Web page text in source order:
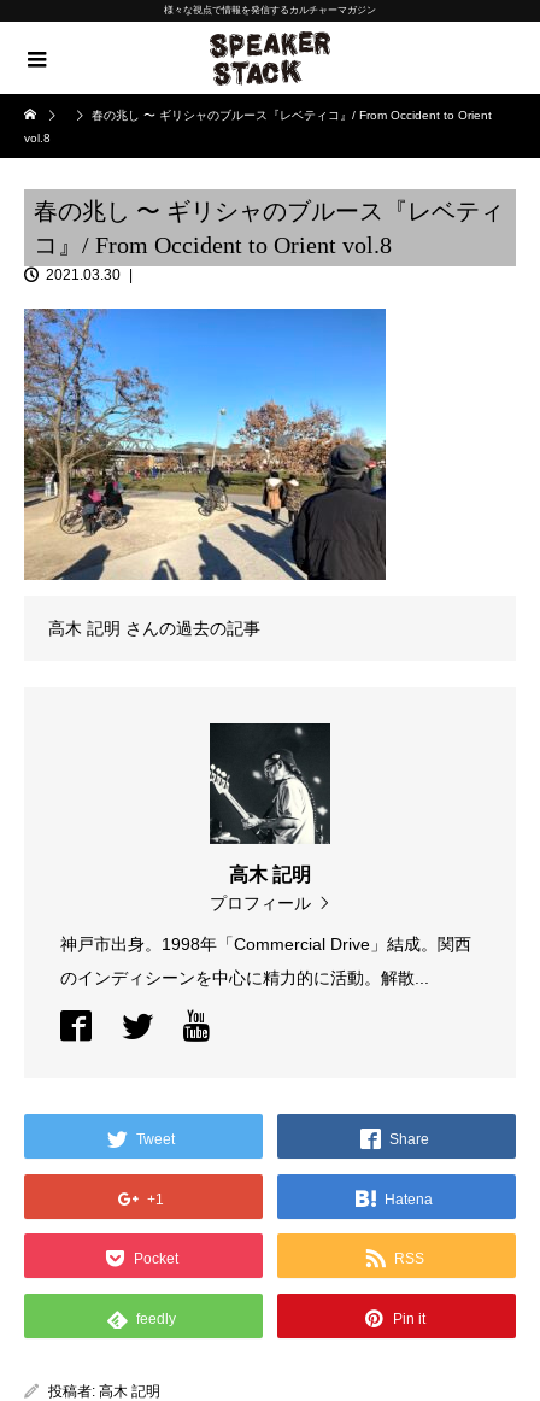
様々な視点で情報を発信するカルチャーマガジン
春の兆し 〜 ギリシャのブルース『レベティコ』/ From Occident to Orient
vol.8
春の兆し 〜 ギリシャのブルース『レベティ
コ』/ From Occident to Orient vol.8
2021.03.30
高木 記明 さんの過去の記事
高木 記明
プロフィール
神戸市出身。1998年「Commercial Drive」結成。関西
のインディシーンを中心に精力的に活動。解散...
Tweet Share
+1 Hatena
Pocket RSS
feedly Pin it
投稿者: 高木 記明